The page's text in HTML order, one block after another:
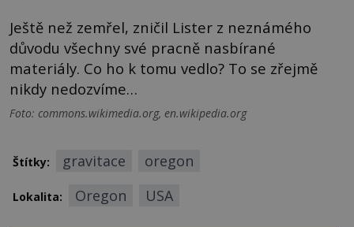
Ještě než zemřel, zničil Lister z neznámého
důvodu všechny své pracně nasbírané
materiály. Co ho k tomu vedlo? To se zřejmě
nikdy nedozvíme…
Foto: commons.wikimedia.org, en.wikipedia.org
Štítky: gravitace oregon
Lokalita: Oregon USA